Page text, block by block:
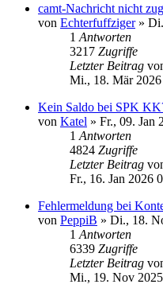
camt-Nachricht nicht
von Echterfuffziger»
1 Antworten
3217 Zugriffe
Letzter Beitrag
Mi., 18. Mär 2026
Kein Saldo bei SPK
von Katel » Fr., 09. Jan
1 Antworten
4824 Zugriffe
Letzter Beitrag
Fr., 16. Jan 2026
Fehlermeldung bei
von PeppiB » Di., 18.
1 Antworten
6339 Zugriffe
Letzter Beitrag
Mi., 19. Nov 2025